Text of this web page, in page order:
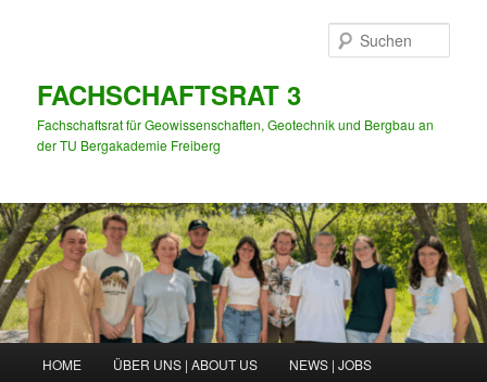
FACHSCHAFTSRAT 3
Fachschaftsrat für Geowissenschaften, Geotechnik und Bergbau an
der TU Bergakademie Freiberg
HOME ÜBER UNS | ABOUT US NEWS | JOBS